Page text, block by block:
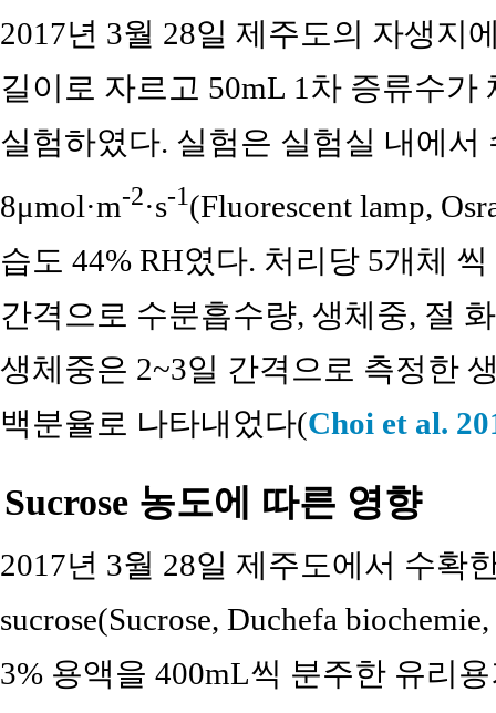
2017년 3월 28일 제주도의 자생지
길이로 자르고 50mL 1차 증류수
실험하였다. 실험은 실험실 내에서
8μmol·m-2·s-1(Fluorescent lamp,
습도 44% RH였다. 처리당 5개체
간격으로 수분흡수량, 생체중, 절
생체중은 2~3일 간격으로 측정한
백분율로 나타내었다(Choi et al.
Sucrose 농도에 따른 영향
2017년 3월 28일 제주도에서 수확
sucrose(Sucrose, Duchefa
3% 용액을 400mL씩 분주한 유리